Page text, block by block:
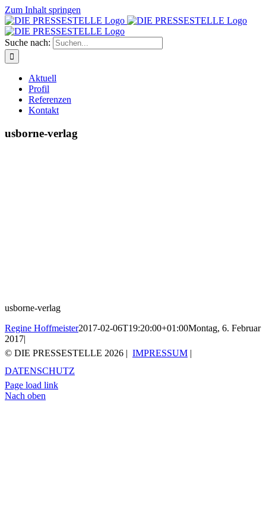
Zum Inhalt springen
Suche nach:
Aktuell
Profil
Referenzen
Kontakt
usborne-verlag
usborne-verlag
Regine Hoffmeister2017-02-06T19:20:00+01:00Montag, 6. Februar
2017|
© DIE PRESSESTELLE 2026 | IMPRESSUM |
DATENSCHUTZ
Page load link
Nach oben